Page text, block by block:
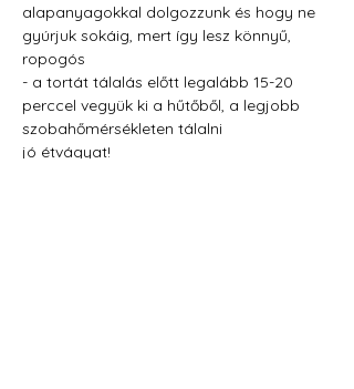
alapanyagokkal dolgozzunk és hogy ne
gyúrjuk sokáig, mert így lesz könnyű,
ropogós
- a tortát tálalás előtt legalább 15-20
perccel vegyük ki a hűtőből, a legjobb
szobahőmérsékleten tálalni
jó étvágyat!